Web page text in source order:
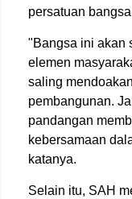
persatuan
"Bangsa ini akan
elemen
saling
pembangunan.
pandangan
kebersamaan
katanya.
Selain itu, SAH